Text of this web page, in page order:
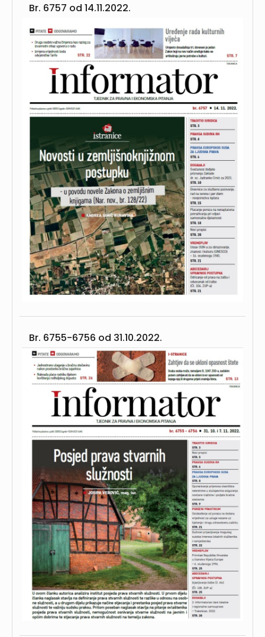
Br. 6757 od 14.11.2022.
Br. 6755-6756 od 31.10.2022.